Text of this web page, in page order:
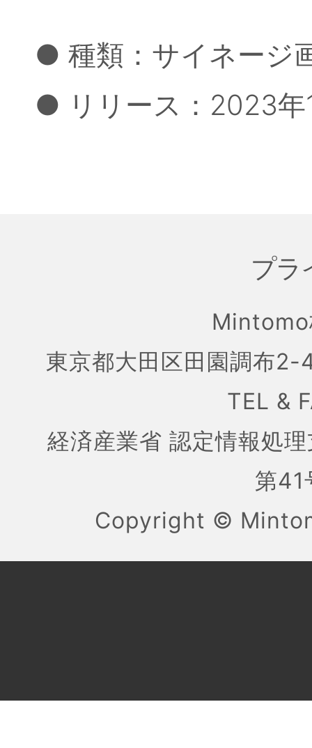
● 種類：サイネージ
● リリース：2023年
プラ
東京都大田区田園調布
TEL &
経済産業省 認定情報処
第
Copyright ©